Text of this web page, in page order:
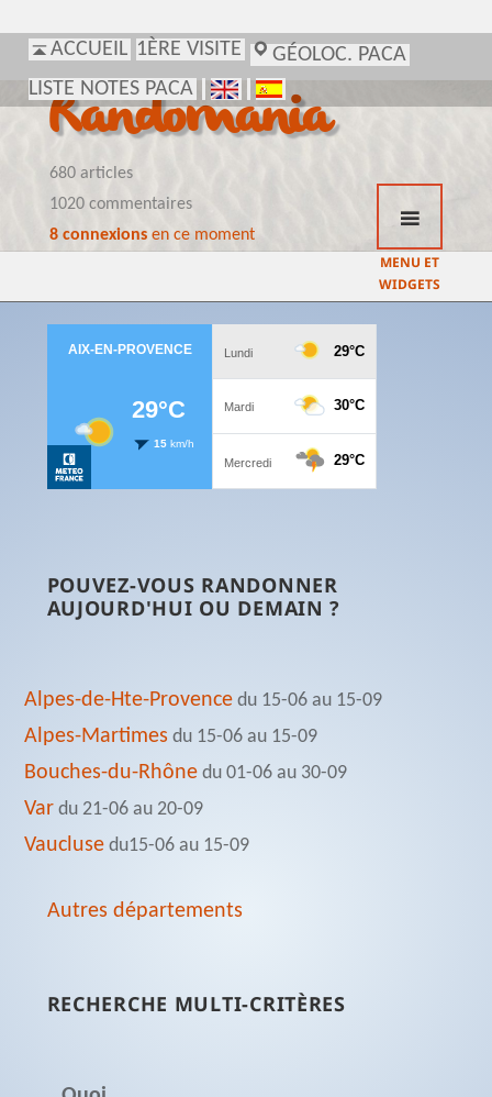
ACCUEIL 1ÈRE VISITE
GÉOLOC. PACA
LISTE NOTES PACA
Randomania
680 articles
1020 commentaires
8 connexionsen ce moment
MENU ET
WIDGETS
POUVEZ-VOUS RANDONNER
AUJOURD'HUI OU DEMAIN ?
Alpes-de-Hte-Provence du 15-06 au 15-09
Alpes-Martimes du 15-06 au 15-09
Bouches-du-Rhône du 01-06 au 30-09
Var du 21-06 au 20-09
Vaucluse du15-06 au 15-09
Autres départements
RECHERCHE MULTI-CRITÈRES